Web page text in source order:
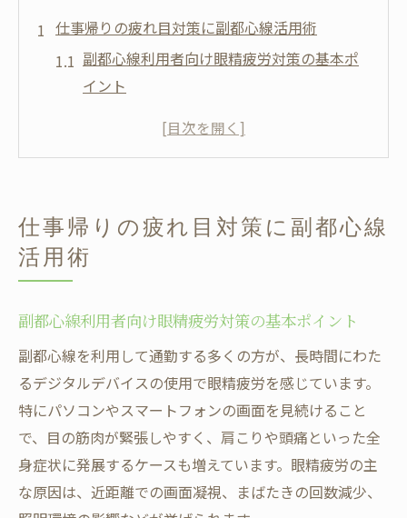
仕事帰りの疲れ目対策に副都心線活用術
副都心線利用者向け眼精疲労対策の基本ポ
イント
仕事帰りにできる眼精疲労リフレッシュ法
副都心線通勤時の眼精疲労軽減ストレッチ
術
作り
眼精疲労の悩みに寄り添うセルフケア法
眼精疲労セルフケアの基本と即効リセット
術
自宅でできる眼精疲労ケアと入浴活用法の
工夫
眼精疲労を和らげるホットアイマスクの効
仕事帰りの疲れ目対策に副都心線
活用術
副都心線利用者向け眼精疲労対策の基本ポイント
副都心線を利用して通勤する多くの方が、長時間にわた
るデジタルデバイスの使用で眼精疲労を感じています。
特にパソコンやスマートフォンの画面を見続けること
で、目の筋肉が緊張しやすく、肩こりや頭痛といった全
身症状に発展するケースも増えています。眼精疲労の主
な原因は、近距離での画面凝視、まばたきの回数減少、